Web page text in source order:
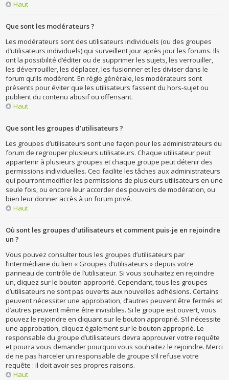
Haut
Que sont les modérateurs ?
Les modérateurs sont des utilisateurs individuels (ou des groupes
d’utilisateurs individuels) qui surveillent jour après jour les forums. Ils
ont la possibilité d’éditer ou de supprimer les sujets, les verrouiller,
les déverrouiller, les déplacer, les fusionner et les diviser dans le
forum qu’ils modèrent. En règle générale, les modérateurs sont
présents pour éviter que les utilisateurs fassent du hors-sujet ou
publient du contenu abusif ou offensant.
Haut
Que sont les groupes d’utilisateurs ?
Les groupes d’utilisateurs sont une façon pour les administrateurs du
forum de regrouper plusieurs utilisateurs. Chaque utilisateur peut
appartenir à plusieurs groupes et chaque groupe peut détenir des
permissions individuelles. Ceci facilite les tâches aux administrateurs
qui pourront modifier les permissions de plusieurs utilisateurs en une
seule fois, ou encore leur accorder des pouvoirs de modération, ou
bien leur donner accès à un forum privé.
Haut
Où sont les groupes d’utilisateurs et comment puis-je en rejoindre
un ?
Vous pouvez consulter tous les groupes d’utilisateurs par
l’intermédiaire du lien « Groupes d’utilisateurs » depuis votre
panneau de contrôle de l’utilisateur. Si vous souhaitez en rejoindre
un, cliquez sur le bouton approprié. Cependant, tous les groupes
d’utilisateurs ne sont pas ouverts aux nouvelles adhésions. Certains
peuvent nécessiter une approbation, d’autres peuvent être fermés et
d’autres peuvent même être invisibles. Si le groupe est ouvert, vous
pouvez le rejoindre en cliquant sur le bouton approprié. S’il nécessite
une approbation, cliquez également sur le bouton approprié. Le
responsable du groupe d’utilisateurs devra approuver votre requête
et pourra vous demander pourquoi vous souhaitez le rejoindre. Merci
de ne pas harceler un responsable de groupe s’il refuse votre
requête : il doit avoir ses propres raisons.
Haut